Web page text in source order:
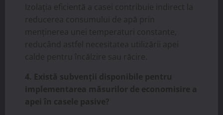
Izolația eficientă a casei contribuie indirect la
reducerea consumului de apă prin
menținerea unei temperaturi constante,
reducând astfel necesitatea utilizării apei
calde pentru încălzire sau răcire.
4. Există subvenții disponibile pentru
implementarea măsurilor de economisire a
apei în casele pasive?